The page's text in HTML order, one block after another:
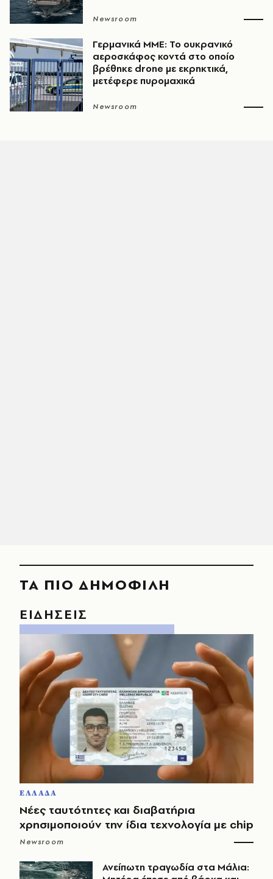
Newsroom
Γερμανικά ΜΜΕ: Το ουκρανικό
αεροσκάφος κοντά στο οποίο
βρέθηκε drone με εκρηκτικά,
μετέφερε πυρομαχικά
Newsroom
ΤΑ ΠΙΟ ΔΗΜΟΦΙΛΗ
ΕΙΔΗΣΕΙΣ
ΕΛΛΑΔΑ
Νέες ταυτότητες και διαβατήρια
χρησιμοποιούν την ίδια τεχνολογία με chip
Newsroom
Ανείπωτη τραγωδία στα Μάλια: